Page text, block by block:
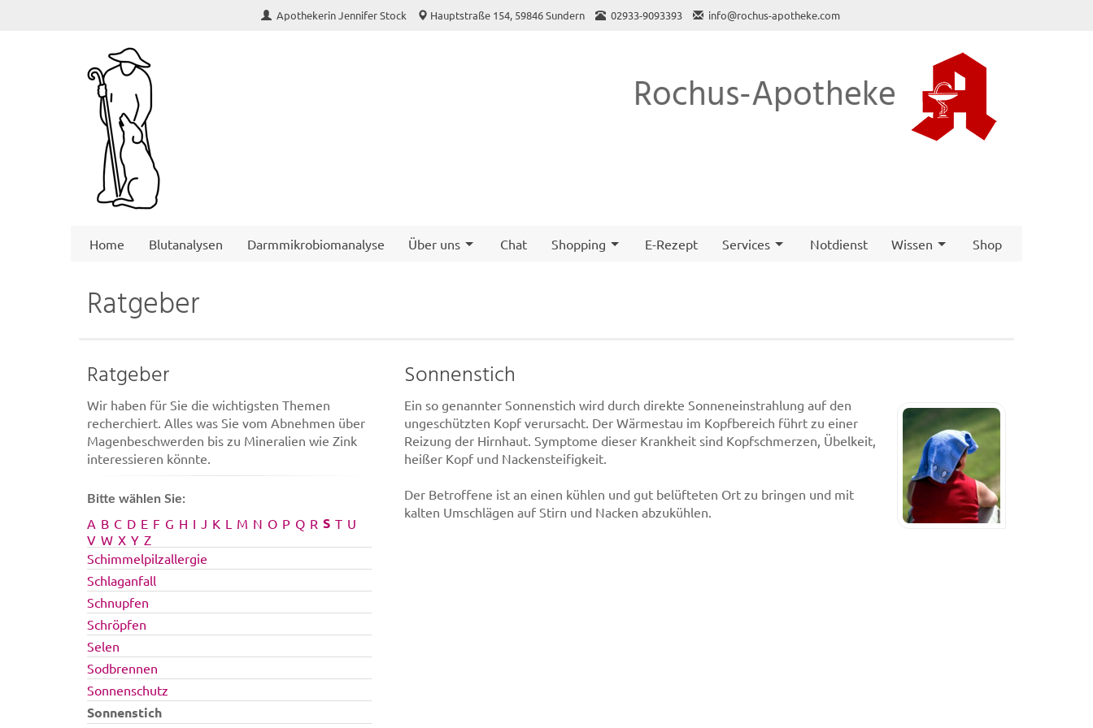
Apothekerin Jennifer Stock Hauptstraße 154, 59846 Sundern 02933-9093393 info@rochus-apotheke.com
Rochus-Apotheke
Home Blutanalysen Darmmikrobiomanalyse Über uns Chat Shopping E-Rezept Services Notdienst Wissen Shop
Ratgeber
Ratgeber
Wir haben für Sie die wichtigsten Themen
recherchiert. Alles was Sie vom Abnehmen über
Magenbeschwerden bis zu Mineralien wie Zink
interessieren könnte.
Bitte wählen Sie:
A B C D E F G H I J K L M N O P Q R S T U
V W X Y Z
Schimmelpilzallergie
Schlaganfall
Schnupfen
Schröpfen
Selen
Sodbrennen
Sonnenschutz
Sonnenstich
Sonnenstich
Ein so genannter Sonnenstich wird durch direkte Sonneneinstrahlung auf den
ungeschützten Kopf verursacht. Der Wärmestau im Kopfbereich führt zu einer
Reizung der Hirnhaut. Symptome dieser Krankheit sind Kopfschmerzen, Übelkeit,
heißer Kopf und Nackensteifigkeit.
Der Betroffene ist an einen kühlen und gut belüfteten Ort zu bringen und mit
kalten Umschlägen auf Stirn und Nacken abzukühlen.